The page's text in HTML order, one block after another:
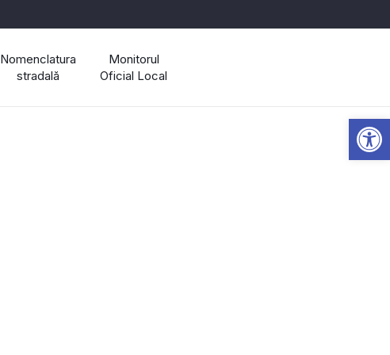
Nomenclatura
stradală
Monitorul
Oficial Local